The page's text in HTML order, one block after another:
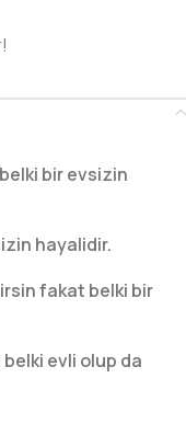
bir evsizin
hayalidir.
fakat belki bir
evli olup da